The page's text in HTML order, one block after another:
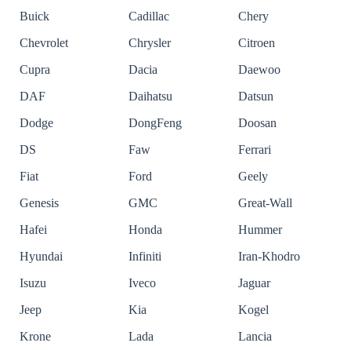
Buick
Cadillac
Chery
Chevrolet
Chrysler
Citroen
Cupra
Dacia
Daewoo
DAF
Daihatsu
Datsun
Dodge
DongFeng
Doosan
DS
Faw
Ferrari
Fiat
Ford
Geely
Genesis
GMC
Great-Wall
Hafei
Honda
Hummer
Hyundai
Infiniti
Iran-Khodro
Isuzu
Iveco
Jaguar
Jeep
Kia
Kogel
Krone
Lada
Lancia